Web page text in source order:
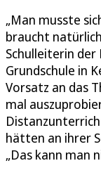
„Man musste
braucht
Schulleiterin der
Grundschule in
Vorsatz an das
mal
hätten an ihrer
„Das kann man